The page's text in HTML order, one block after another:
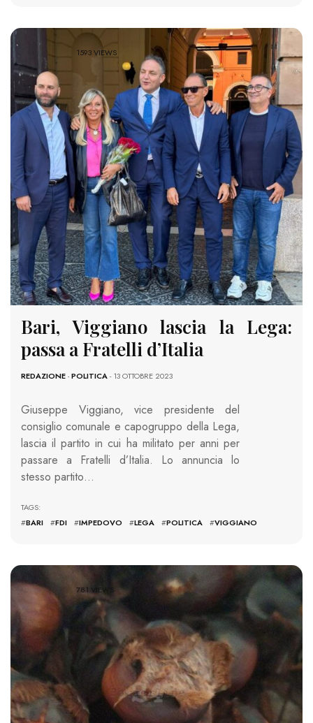
1593 VIEWS
Bari, Viggiano lascia la Lega:
passa a Fratelli d’Italia
REDAZIONE-POLITICA- 13 OTTOBRE 2023
Giuseppe Viggiano, vice presidente del
consiglio comunale e capogruppo della Lega,
lascia il partito in cui ha militato per anni per
passare a Fratelli d’Italia. Lo annuncia lo
stesso partito…
TAGS:
#BARI #FDI #IMPEDOVO #LEGA #POLITICA #VIGGIANO
781 VIEWS